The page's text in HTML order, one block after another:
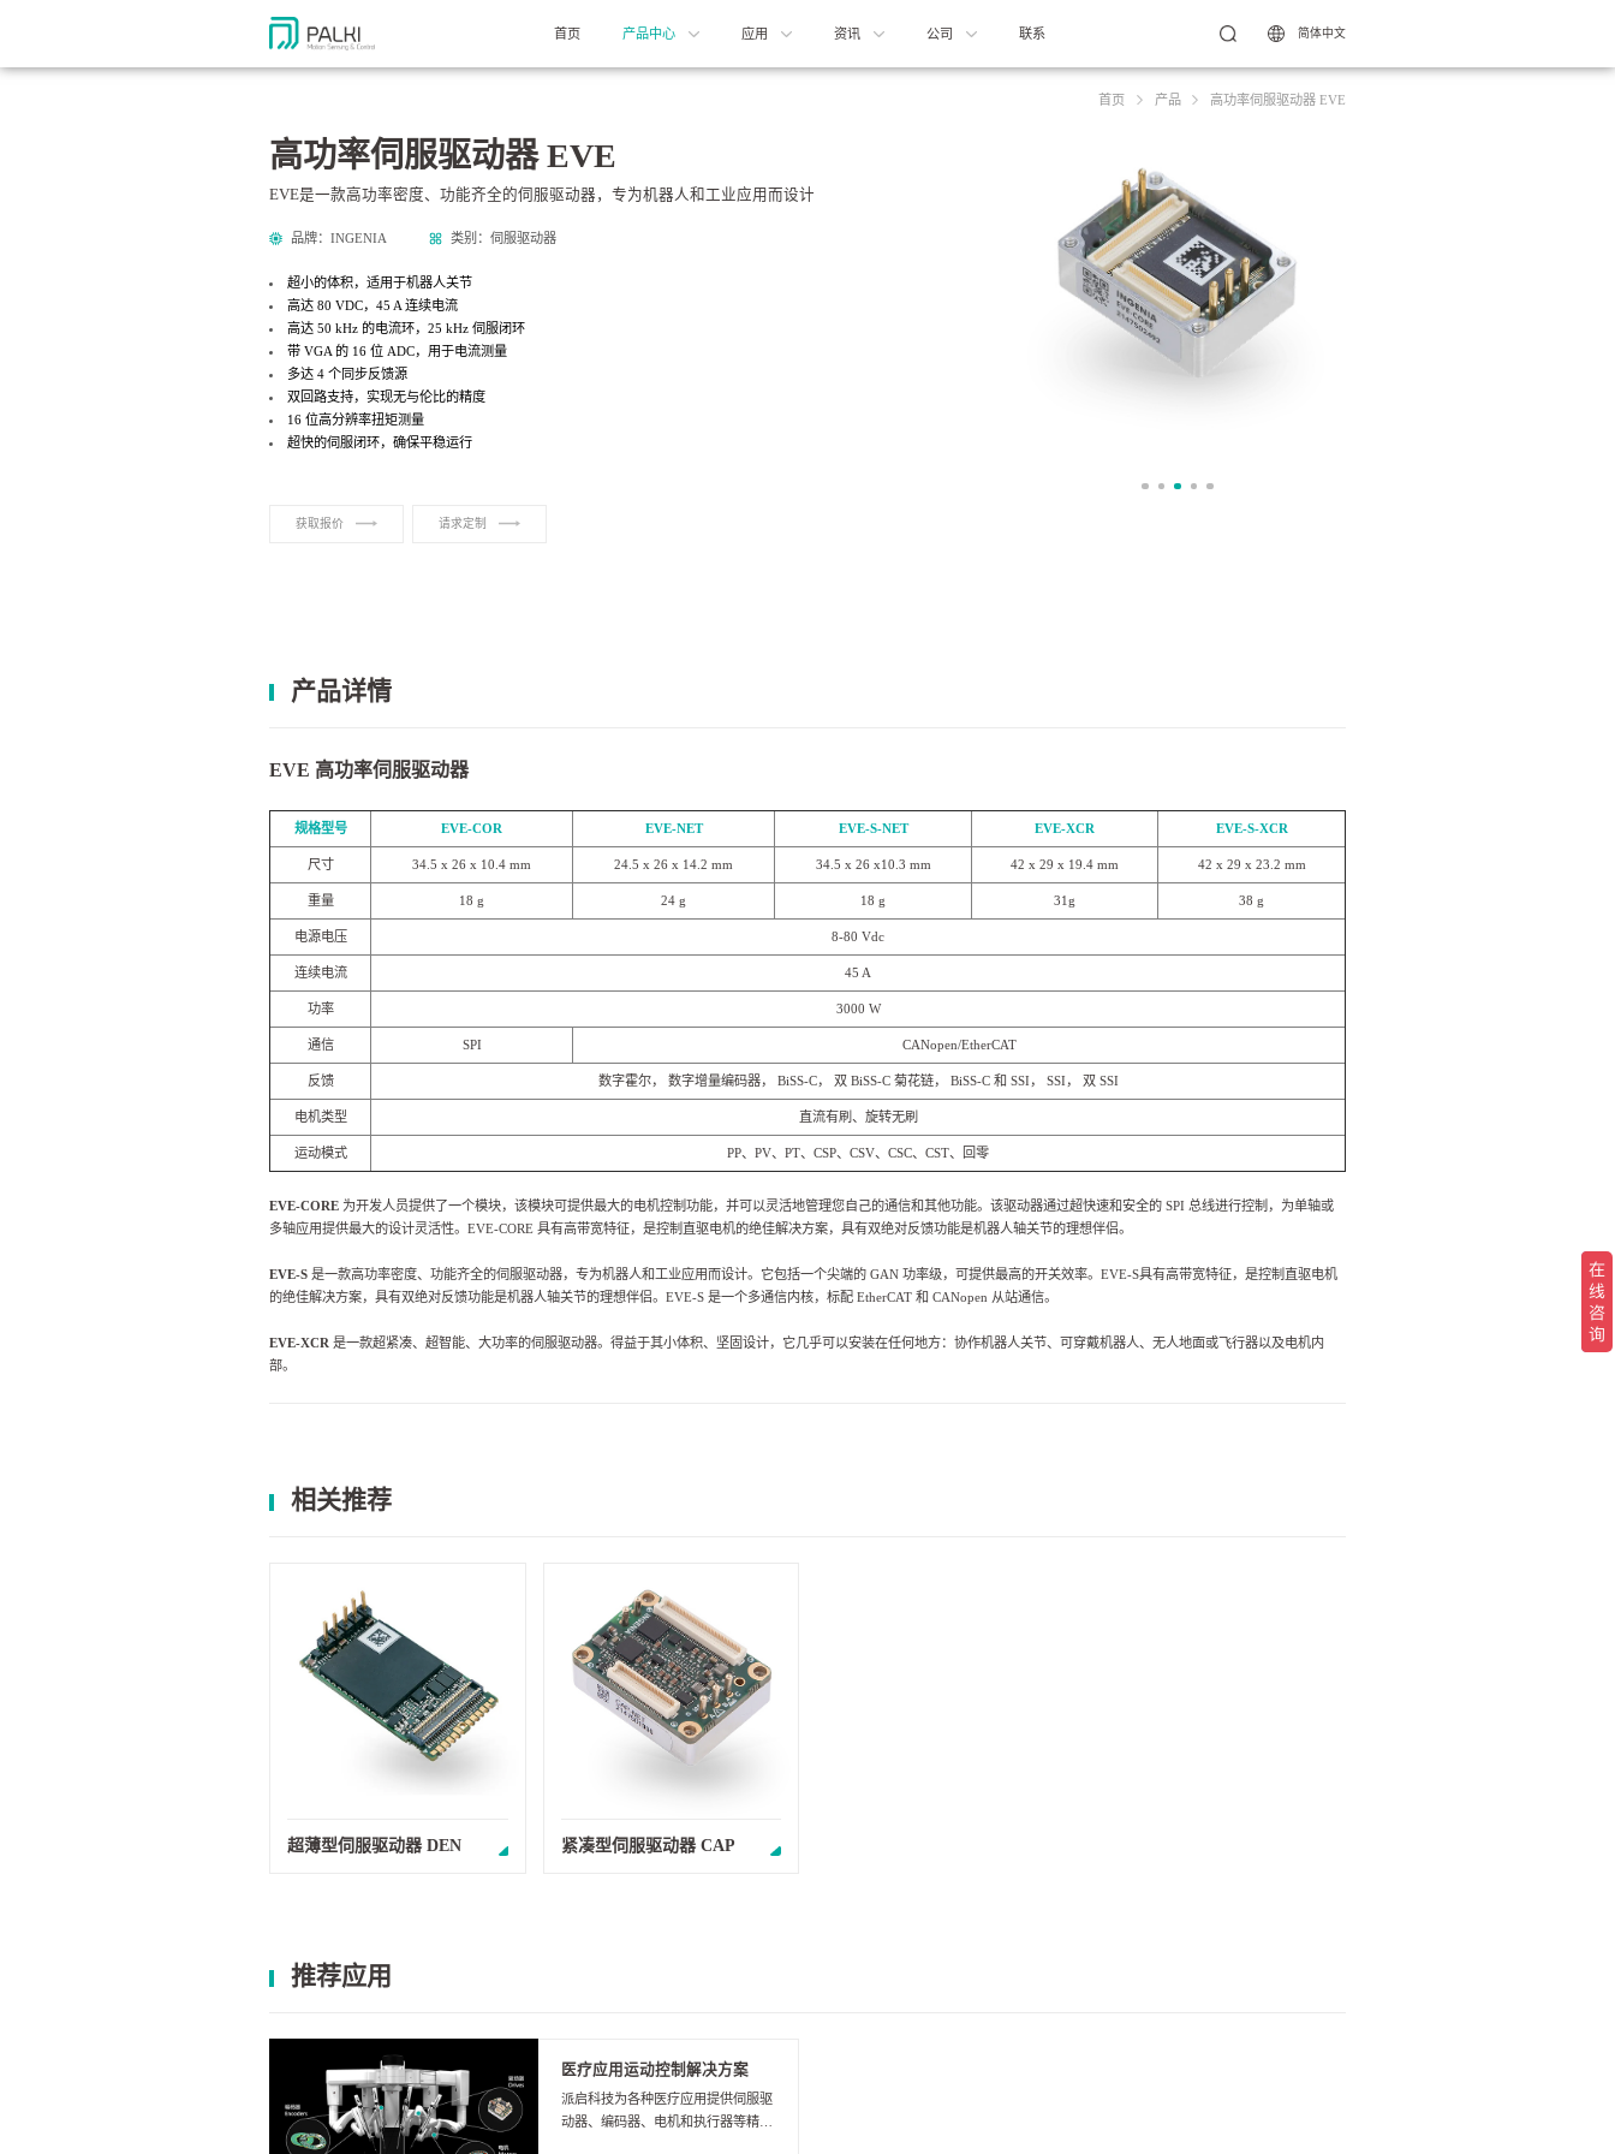
首页 产品中心 应用 资讯 公司 联系 简体中文
首页 产品 高功率伺服驱动器 EVE
高功率伺服驱动器 EVE
EVE是一款高功率密度、功能齐全的伺服驱动器，专为机器人和工业应用而设计
品牌：INGENIA 类别：伺服驱动器
超小的体积，适用于机器人关节
高达 80 VDC，45 A连续电流
高达 50 kHz 的电流环，25 kHz伺服闭环
带 VGA 的 16位 ADC，用于电流测量
多达 4个同步反馈源
双回路支持，实现无与伦比的精度
16位高分辨率扭矩测量
超快的伺服闭环，确保平稳运行
获取报价 请求定制
产品详情
EVE 高功率伺服驱动器
规格型号 EVE-COR EVE-NET EVE-S-NET EVE-XCR EVE-S-XCR
尺寸 34.5 x 26 x 10.4 mm 24.5 x 26 x 14.2 mm 34.5 x 26 x10.3 mm 42 x 29 x 19.4 mm 42 x 29 x 23.2 mm
重量 18 g 24 g 18 g 31g 38 g
电源电压 8-80 Vdc
连续电流 45 A
功率 3000 W
通信 SPI CANopen/EtherCAT
反馈 数字霍尔， 数字增量编码器， BiSS-C， 双BiSS-C 菊花链， BiSS-C 和 SSI ， SSI ， 双SSI
电机类型 直流有刷、旋转无刷
运动模式 PP、 PV、 PT、 CSP、 CSV、 CSC、 CST、回零
EVE-CORE 为开发人员提供了一个模块，该模块可提供最大的电机控制功能，并可以灵活地管理您自己的通信和其他功能。该驱动器通过超快速和安全的 SPI 总线进行控制，为单轴或
多轴应用提供最大的设计灵活性。 EVE-CORE 具有高带宽特征，是控制直驱电机的绝佳解决方案，具有双绝对反馈功能是机器人轴关节的理想伴侣。
EVE-S 是一款高功率密度、功能齐全的伺服驱动器，专为机器人和工业应用而设计。它包括一个尖端的 GAN 功率级，可提供最高的开关效率。 EVE-S具有高带宽特征，是控制直驱电机
的绝佳解决方案，具有双绝对反馈功能是机器人轴关节的理想伴侣。 EVE-S 是一个多通信内核，标配 EtherCAT 和 CANopen 从站通信。
EVE-XCR 是一款超紧凑、超智能、大功率的伺服驱动器。得益于其小体积、坚固设计，它几乎可以安装在任何地方：协作机器人关节、可穿戴机器人、无人地面或飞行器以及电机内
部。
相关推荐
超薄型伺服驱动器 DEN 紧凑型伺服驱动器 CAP
推荐应用
医疗应用运动控制解决方案
派启科技为各种医疗应用提供伺服驱
动器、编码器、电机和执行器等精密